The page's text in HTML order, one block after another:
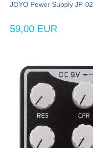
JOYO Power Supply JP-02
59,00 EUR